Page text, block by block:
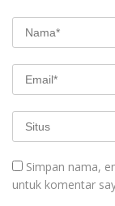
Simpan nama,
untuk komentar